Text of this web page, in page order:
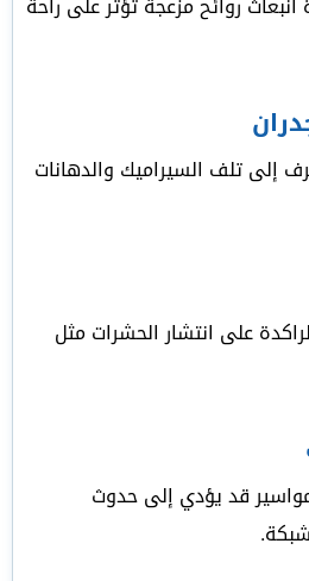
إلى تلف السيراميك والدهانات
على انتشار الحشرات مثل
قد يؤدي إلى حدوث